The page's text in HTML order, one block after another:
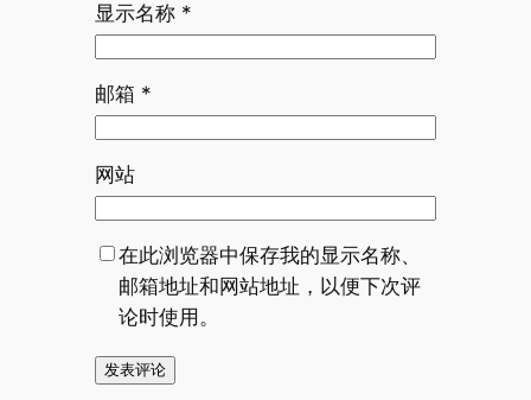
显示名称 *
邮箱 *
网站
在此浏览器中保存我的显示名称、
邮箱地址和网站地址，以便下次评
论时使用。